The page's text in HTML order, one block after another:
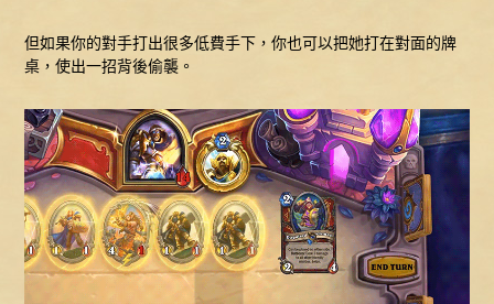
但如果你的對手打出很多低費手下，你也可以把她打在對面的牌
桌，使出一招背後偷襲。